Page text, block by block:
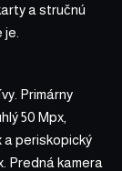
a stručnú
je.
Primárny
50 Mpx,
a periskopický
Predná kamera